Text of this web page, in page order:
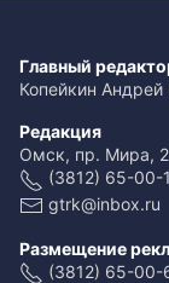
Главный
Копейкин Андрей
Редакция
Омск, пр. Мира, 2
(3812) 65-00-
gtrk@inbox.ru
Размещение
(3812) 65-00-